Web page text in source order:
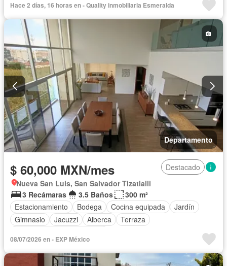
Hace 2 días, 16 horas en - Quality inmobiliaria Esmeralda
Departamento
$ 60,000 MXN/mes
Destacado
Nueva San Luis, San Salvador Tizatlalli
3 Recámaras
3.5 Baños
300 m²
Estacionamiento
Bodega Cocina equipada
Jardín
Gimnasio
Jacuzzi Alberca
Terraza
08/07/2026 en - EXP México